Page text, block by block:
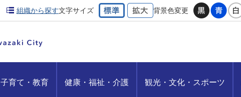
組織から探す文字サイズ 背景色変更
子育て・教育 健康・福祉・介護 観光・文化・スポーツ